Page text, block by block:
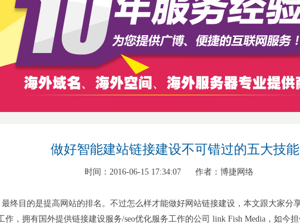
做好智能建站链接建设不可错过的五大技能
时间：2016-06-15 17:34:07 作者：博捷网络
终目的是提高网站的排名。不过怎么样才能做好网站链接建设，本文跟大家分享
作，拥有国外提供链接建设服务/seo优化服务工作的公司 link Fish Media，如